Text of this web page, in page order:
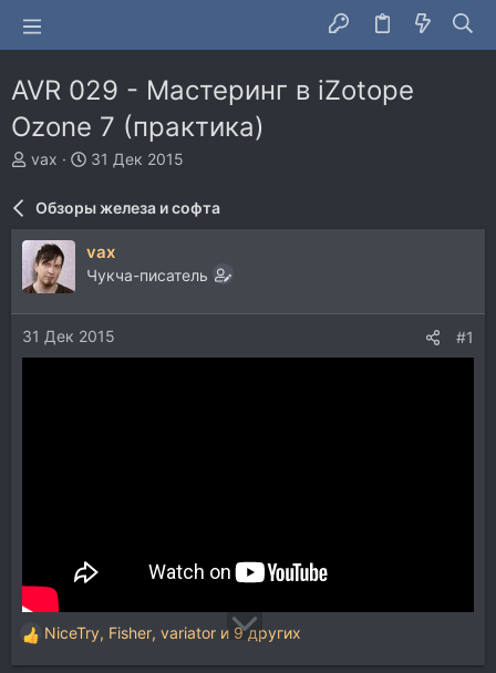
AVR 029 - Мастеринг в iZotope
Ozone 7 (практика)
А
т
р
т
е
vax
Д
а
ч
л
а
31 Дек 2015
Обзоры железа и софта
vax
Чукча-писатель
31 Дек 2015 #1
Р
е
NiceTry, Fisher, variator и 9 других